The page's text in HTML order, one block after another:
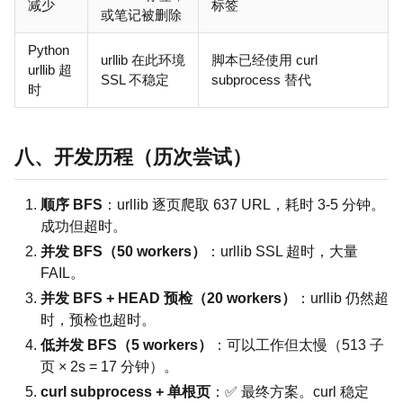
减少
或笔记被删除
标签
Python
urllib 超
时
urllib 在此环境
SSL 不稳定
脚本已经使用 curl
subprocess 替代
八、开发历程（历次尝试）
顺序 BFS ：urllib 逐页爬取 637 URL，耗时 3-5 分钟。
成功但超时。
并发 BFS（50 workers）
：urllib SSL 超时，大量
FAIL。
并发 BFS + HEAD 预检（20 workers）
：urllib 仍然超
时，预检也超时。
低并发 BFS（5 workers）
：可以工作但太慢（513 子
页 × 2s = 17 分钟）。
curl subprocess + 单根页：✅ 最终方案。curl 稳定